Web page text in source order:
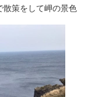
散策をして岬の景色